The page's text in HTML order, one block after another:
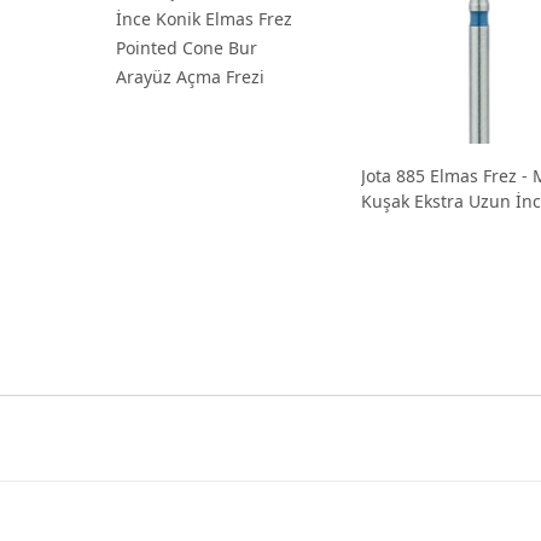
İnce Konik Elmas Frez
Pointed Cone Bur
Arayüz Açma Frezi
Jota 885 Elmas Frez -
Kuşak Ekstra Uzun